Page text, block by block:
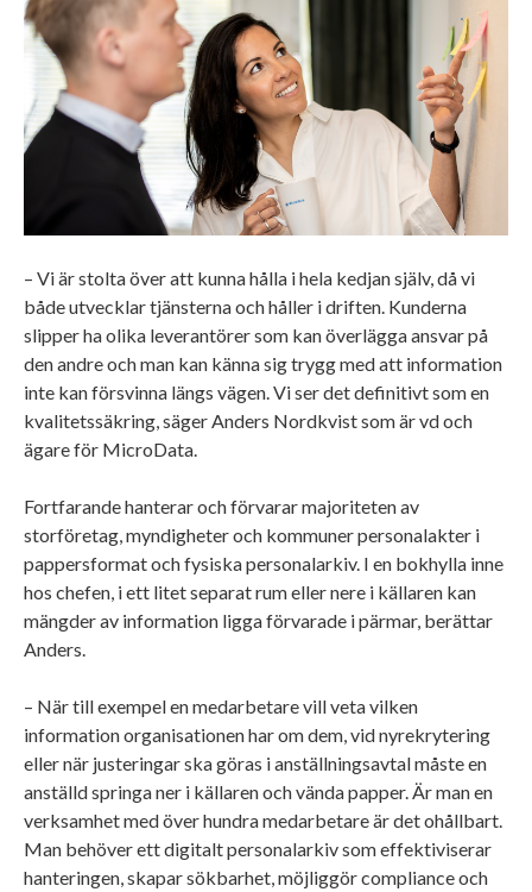
– Vi är stolta över att kunna hålla i hela kedjan själv, då vi
både utvecklar tjänsterna och håller i driften. Kunderna
slipper ha olika leverantörer som kan överlägga ansvar på
den andre och man kan känna sig trygg med att information
inte kan försvinna längs vägen. Vi ser det definitivt som en
kvalitetssäkring, säger Anders Nordkvist som är vd och
ägare för MicroData.
Fortfarande hanterar och förvarar majoriteten av
storföretag, myndigheter och kommuner personalakter i
pappersformat och fysiska personalarkiv. I en bokhylla inne
hos chefen, i ett litet separat rum eller nere i källaren kan
mängder av information ligga förvarade i pärmar, berättar
Anders.
– När till exempel en medarbetare vill veta vilken
information organisationen har om dem, vid nyrekrytering
eller när justeringar ska göras i anställningsavtal måste en
anställd springa ner i källaren och vända papper. Är man en
verksamhet med över hundra medarbetare är det ohållbart.
Man behöver ett digitalt personalarkiv som effektiviserar
hanteringen, skapar sökbarhet, möjliggör compliance och